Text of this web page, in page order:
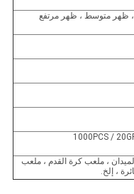
متوسط ​​، ظهر مرتفع
، ملعب كرة القدم ، ملعب
، إلخ.